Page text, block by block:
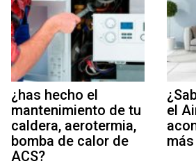
¿has hecho el
mantenimiento de tu
caldera, aerotermia,
bomba de calor de
ACS?
el